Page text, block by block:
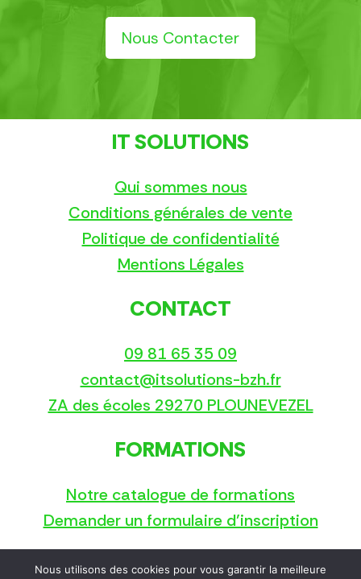
Nous Contacter
IT SOLUTIONS
Qui sommes nous
Conditions générales de vente
Politique de confidentialité
Mentions Légales
CONTACT
09 81 65 35 09
contact@itsolutions-bzh.fr
ZA des écoles 29270 PLOUNEVEZEL
FORMATIONS
Notre catalogue de formations
Demander un formulaire d’inscription
Copyright © 2025
Nous utilisons des cookies pour vous garantir la meilleure